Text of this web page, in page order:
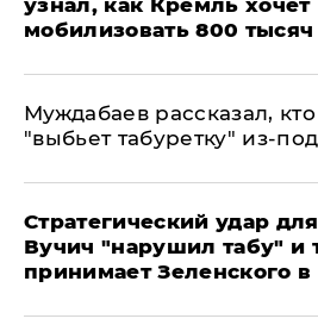
узнал, как Кремль хочет
мобилизовать 800
Муждабаев рассказал,
"выбьет табуретку" из-
Стратегический удар
Вучич "нарушил табу" и
принимает Зеленского